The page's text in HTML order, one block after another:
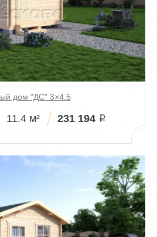
дом "ДС" 3×4.5
11.4 м² 231 194 i